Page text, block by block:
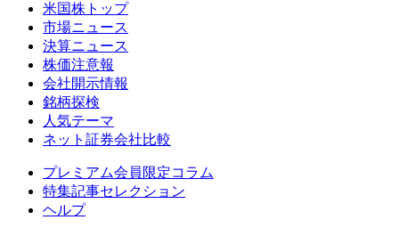
米国株トップ
市場ニュース
決算ニュース
株価注意報
会社開示情報
銘柄探検
人気テーマ
ネット証券会社比較
プレミアム会員限定コラム
特集記事セレクション
ヘルプ